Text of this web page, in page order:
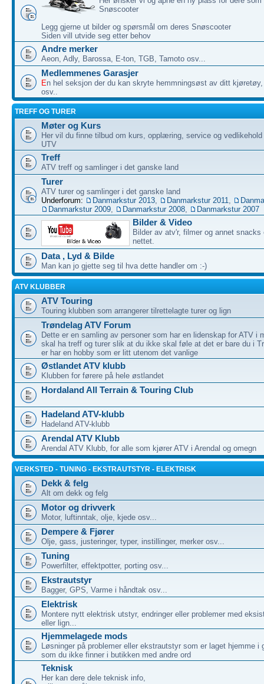
Snøscooter
Legg gjerne ut bilder og spørsmål om deres Snøscooter
Siden vill utvide seg etter behov
Andre merker
Aeon, Adly, Barossa, E-ton, TGB, Tamoto osv...
Medlemmenes Garasjer
En hel seksjon der du kan skryte hemmningsøst av ditt
osv..
TREFF OG TURER
Møter og Kurs
Her vil du finne tilbud om kurs, opplæring, service og vedlikehold
UTV
Treff
ATV treff og samlinger i det ganske land
Turer
ATV turer og samlinger i det ganske land
Underforum:
Danmarkstur 2013, Danmarkstur 2011,
Danmarkstur 2009, Danmarkstur 2008, Danmarkstur 2007
Bilder & Video
Bilder av atv'r, filmer og annet snacks
nettet.
Data , Lyd & Bilde
Man kan jo gjette seg til hva dette handler om :-)
ATV KLUBBER
ATV Touring
Touring klubben som arrangerer tilrettelagte turer og lign
Trøndelag ATV Forum
Dette er en samling av personer som har en lidenskap for ATV i
skal ha treff og turer slik at du ikke skal føle at det er bare du i
er har en hobby som er litt utenom det vanlige
Østlandet ATV klubb
Klubben for førere på hele østlandet
Hordaland All Terrain & Touring Club
Hadeland ATV-klubb
Hadeland ATV-klubb
Arendal ATV Klubb
Arendal ATV Klubb, for alle som kjører ATV i Arendal og omegn
VERKSTED - TUNING - EKSTRAUTSTYR - ELEKTRISK
Dekk & felg
Alt om dekk og felg
Motor og drivverk
Motor, luftinntak, olje, kjede osv...
Dempere & Fjører
Olje, gass, justeringer, typer, instillinger, merker osv...
Tuning
Powerfilter, effektpotter, porting osv...
Ekstrautstyr
Bagger, GPS, Varme i håndtak osv...
Elektrisk
Montere nytt elektrisk utstyr, endringer eller problemer med
eller lign...
Hjemmelagede mods
Løsninger på problemer eller ekstrautstyr som er laget hjemme i
som du ikke finner i butikken med andre ord
Teknisk
Her kan dere dele teknisk info,